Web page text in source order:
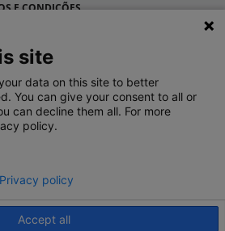
E CONDIÇÕES
PORTUGAL
NO MUNDO
site
data on this site to better
You can give your consent to all or
can decline them all. For more
policy.
Accept all
Privacy policy